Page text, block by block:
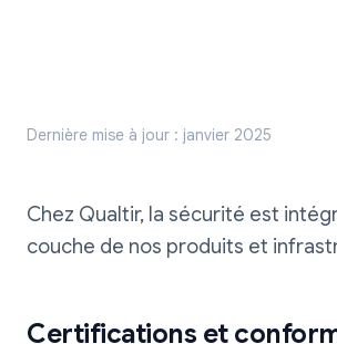
Dernière mise à jour : janvier 2025
Chez Qualtir, la sécurité est
couche de nos produits et
Certifications et